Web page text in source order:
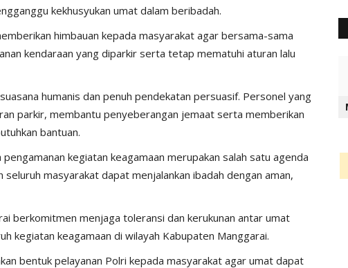
kekhusyukan umat dalam beribadah.
himbauan kepada masyarakat agar bersama-sama
kendaraan yang diparkir serta tetap mematuhi aturan lalu
humanis dan penuh pendekatan persuasif. Personel yang
parkir, membantu penyeberangan jemaat serta memberikan
bantuan.
kegiatan keagamaan merupakan salah satu agenda
masyarakat dapat menjalankan ibadah dengan aman,
berkomitmen menjaga toleransi dan kerukunan antar umat
kegiatan keagamaan di wilayah Kabupaten Manggarai.
bentuk pelayanan Polri kepada masyarakat agar umat dapat